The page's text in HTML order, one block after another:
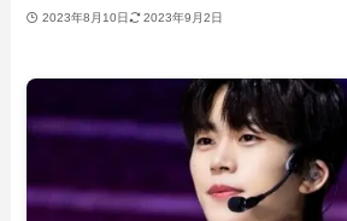
2023年8月10日 2023年9月2日